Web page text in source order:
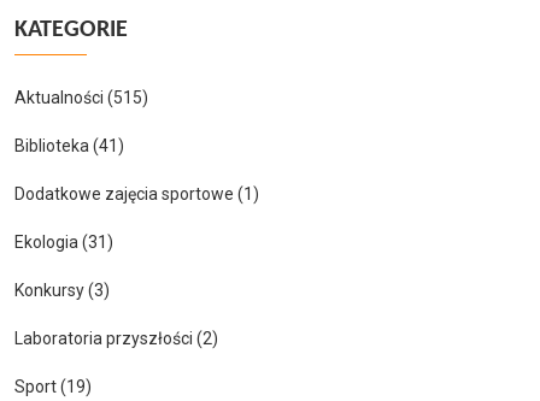
KATEGORIE
Aktualności (515)
Biblioteka(41)
Dodatkowe zajęcia sportowe (1)
Ekologia(31)
Konkursy(3)
Laboratoria przyszłości (2)
Sport(19)